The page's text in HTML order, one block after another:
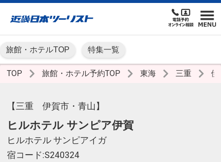
旅館・ホテルTOP 特集一覧
TOP 旅館・ホテル予約TOP 東海 三重 伊
【三重 伊賀市・青山】
ヒルホテル サンピア伊賀
ヒルホテル サンピアイガ
宿コード:S240324